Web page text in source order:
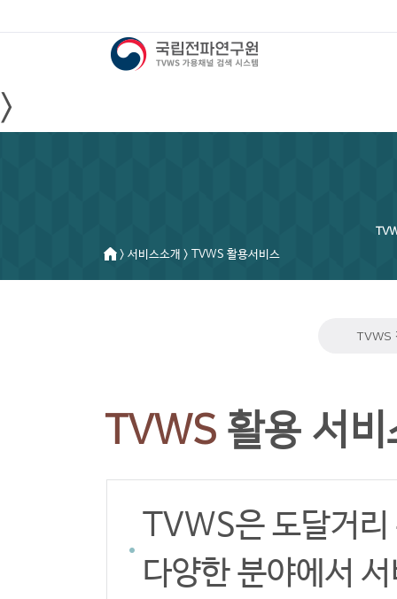
>
> 서비스소개 > TVWS 활용서비스
TVWS
TVWS 활용 서비
TVWS은 도달거리
다양한 분야에서